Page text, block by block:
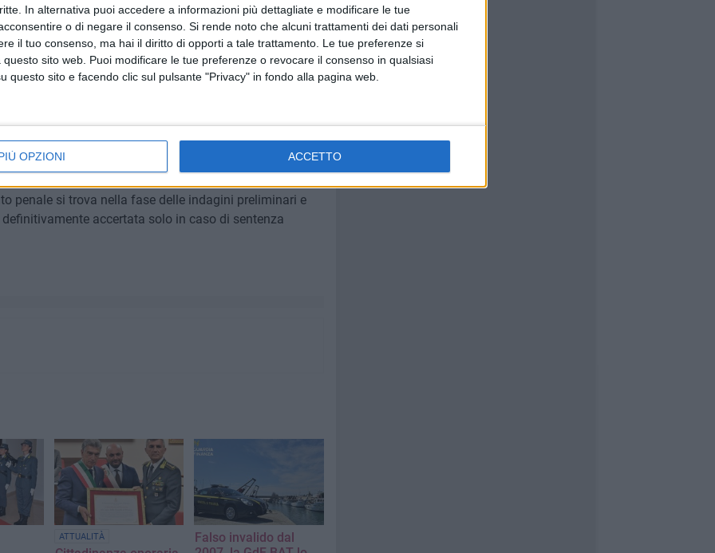
In alternativa puoi accedere a informazioni più dettagliate e modificare le tue
o di negare il consenso. Si rende noto che alcuni trattamenti dei dati personali
il tuo consenso, ma hai il diritto di opporti a tale trattamento. Le tue preferenze si
sito web. Puoi modificare le tue preferenze o revocare il consenso in qualsiasi
questo sito e facendo clic sul pulsante "Privacy" in fondo alla pagina web.
OPZIONI ACCETTO
sospensione dell'attività operativa dell'azienda, nelle
alle regole violate in materia.
Repubblica di Trani, ed eseguita dalle Fiamme Gialle
ampio contesto dell'attività di prevenzione e contrasto
illegali e di concorrenza sleale che arrecano danni
preziose all'Erario da destinare ai servizi pubblici,
sfruttati, e compromettendo la leale e sana
penale si trova nella fase delle indagini preliminari e
accertata solo in caso di sentenza
ATTUALITÀ
Falso invalido dal